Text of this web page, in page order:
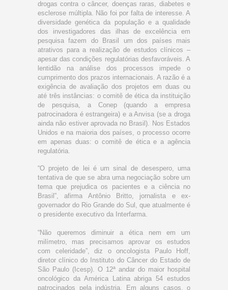
drogas contra o câncer, doenças raras, diabetes e
esclerose múltipla. Não foi por falta de interesse. A
diversidade genética da população e a qualidade
dos investigadores das ilhas de excelência em
pesquisa fazem do Brasil um dos países mais
atrativos para a realização de estudos clínicos –
apesar das condições regulatórias desfavoráveis. A
lentidão na análise dos processos impede o
cumprimento dos prazos internacionais. A razão é a
exigência de avaliação dos projetos em duas ou
até três instâncias: o comitê de ética da instituição
de pesquisa, a Conep (quando a empresa
patrocinadora é estrangeira) e a Anvisa (se a droga
ainda não estiver aprovada no Brasil). Nos Estados
Unidos e na maioria dos países, o processo ocorre
em apenas duas: o comitê de ética e a agência
regulatória.
“O projeto de lei é um sinal de desespero, uma
tentativa de que se abra uma negociação sobre um
tema que prejudica os pacientes e a ciência no
Brasil”, afirma Antônio Britto, jornalista e ex-
governador do Rio Grande do Sul, que atualmente é
o presidente executivo da Interfarma.
“Não queremos diminuir a ética nem em um
milímetro, mas precisamos aprovar os estudos
com celeridade”, diz o oncologista Paulo Hoff,
diretor clínico do Instituto do Câncer do Estado de
São Paulo (Icesp). O 12ª andar do maior hospital
oncológico da América Latina abriga 54 estudos
patrocinados pela indústria. Em alguns casos, o